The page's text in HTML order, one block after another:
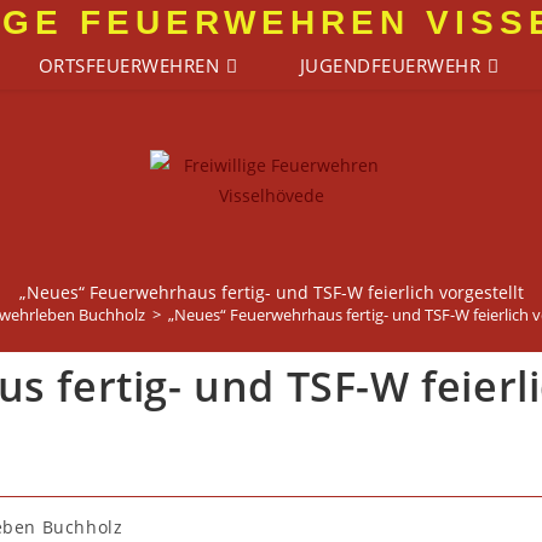
FEUERWEHREN
ORTSFEUERWEHREN JUGENDFEUERWEHR
„Neues“ Feuerwehrhaus fertig- und TSF-W feierlich vorgestellt
Buchholz > „Neues“ Feuerwehrhaus fertig- und TSF-W feierlich
fertig- und TSF-W
Buchholz